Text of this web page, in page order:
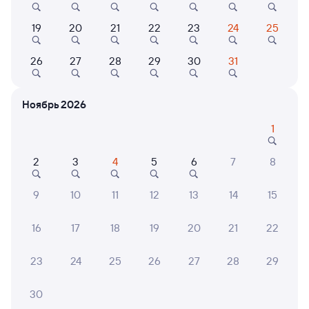
Выбор любимых мест на схемах вагонов
Подробные ответы на вопросы о поездке или
покупке
Частые вопросы
Что нужно, чтобы сесть в поезд?
Как поменять билет на другую дату или
на другой поезд?
Как вернуть билет?
пассажира?
19 20 21 22 23 24 25
26 27 28 29 30 31
Ноябрь 2026
1
2 3 4 5 6 7 8
9 10 11 12 13 14 15
16 17 18 19 20 21 22
23 24 25 26 27 28 29
30